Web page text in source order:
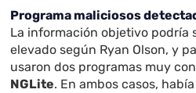
Programa maliciosos
La información objetivo podría
elevado según Ryan Olson, y
usaron dos programas muy
NGLite. En ambos casos,